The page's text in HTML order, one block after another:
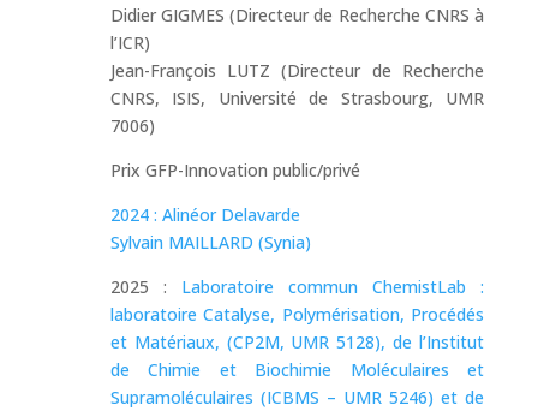
Didier GIGMES (Directeur de Recherche CNRS à
l’ICR)
Jean-François LUTZ (Directeur de Recherche
CNRS, ISIS, Université de Strasbourg, UMR
7006)
Prix GFP-Innovation public/privé
2024 : Alinéor Delavarde
Sylvain MAILLARD (Synia)
2025 : Laboratoire commun ChemistLab :
laboratoire Catalyse, Polymérisation, Procédés
et Matériaux, (CP2M, UMR 5128), de l’Institut
de Chimie et Biochimie Moléculaires et
Supramoléculaires (ICBMS – UMR 5246) et de